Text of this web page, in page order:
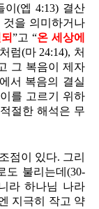
이(엡 4:13) 결산
을 의미하거나
”고 “온 세상에
럼(마 24:14), 처
그 복음이 제자
서 복음의 결실
를 고르기 위하
절한 해석은 무
점이 있다. 그리
도 불리는데(30-
라 하나님 나라
지극히 작고 약